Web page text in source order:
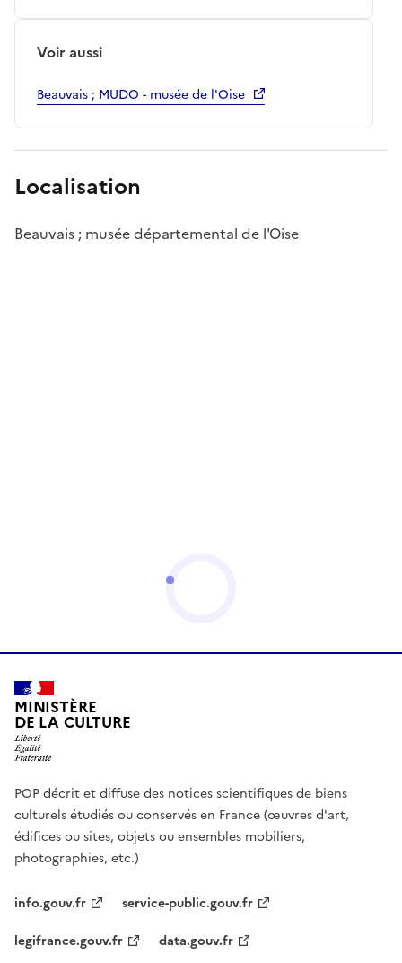
Voir aussi
Beauvais ; MUDO - musée de l'Oise
Localisation
Beauvais ; musée départemental de l'Oise
MINISTÈRE
DE LA CULTURE
POP décrit et diffuse des notices scientifiques de biens
culturels étudiés ou conservés en France (œuvres d'art,
édifices ou sites, objets ou ensembles mobiliers,
photographies, etc.)
info.gouv.fr
service-public.gouv.fr
legifrance.gouv.fr
data.gouv.fr